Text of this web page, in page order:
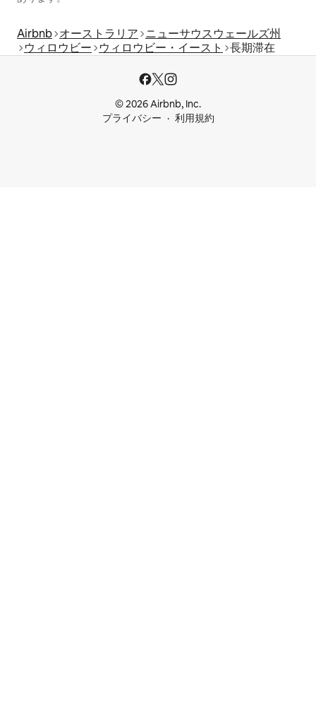
Airbnb オーストラリア ニューサウスウェールズ州
ウィロウビー
ウィロウビー・イースト 長期滞在
© 2026 Airbnb, Inc.
プライバシー
利用規約